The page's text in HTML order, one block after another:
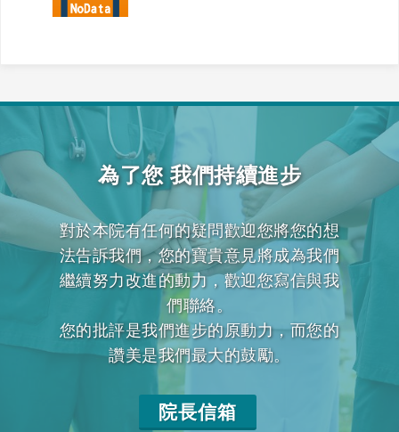
為了您 我們持續進步
對於本院有任何的疑問歡迎您將您的想
法告訴我們，您的寶貴意見將成為我們
繼續努力改進的動力，歡迎您寫信與我
們聯絡。
您的批評是我們進步的原動力，而您的
讚美是我們最大的鼓勵。
院長信箱